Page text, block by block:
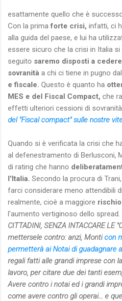
esattamente quello che è
Con la primaforte crisi, infatti, ci
alla guida del paese, e lui ha
essere sicuro che la crisi in Italia si
seguito saremo disposti a
sovranità a chi ci tiene in pugno
e fiscale. Questo è quanto ha
MES e del Fiscal Compact, che
effetti ulteriori cessioni di
del "Fiscal compact" sulle nostre
Quando si è verificata la crisi che
al defenestramento di Berlusconi,
di rating che hanno
l'Italia. Secondo la procura di
farci considerare meno attendibili
realmente, cioè a maggiore
l'aumento vertiginoso dello spread.
CITTADINI, SENZA INTACCARE LE
mettersele contro: anzi, Monticon
permetterà ai Notai di guadagnare
regali fatti alle grandi imprese con
lavoro, per citare due dei tanti
Avere contro i notai ed i grandi
come avere contro gli operai... e